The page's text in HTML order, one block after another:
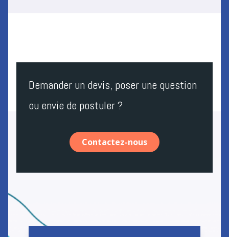
Demander un devis, poser une question
ou envie de postuler ?
Contactez-nous